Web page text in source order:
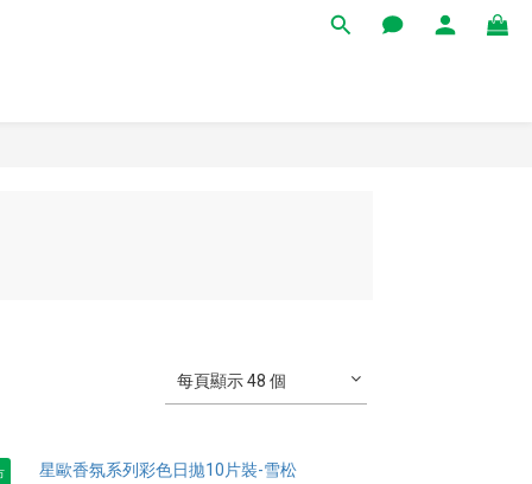
每頁顯示 48 個